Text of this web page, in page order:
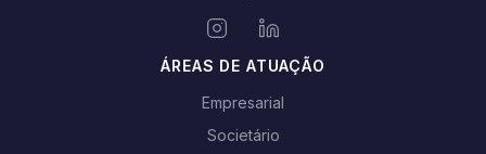
ÁREAS DE ATUAÇÃO
Empresarial
Societário